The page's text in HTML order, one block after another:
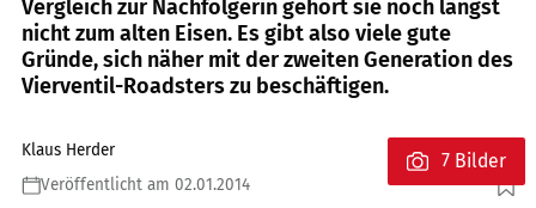
Vergleich zur Nachfolgerin gehört sie noch längst
nicht zum alten Eisen. Es gibt also viele gute
Gründe, sich näher mit der zweiten Generation des
Vierventil-Roadsters zu beschäftigen.
Klaus Herder
Veröffentlicht am 02.01.2014
Foto: Jahn
7 Bilder